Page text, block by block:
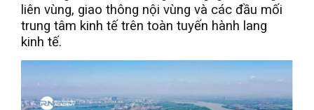
liên vùng, giao thông nội vùng và các đầu mối
trung tâm kinh tế trên toàn tuyến hành lang
kinh tế.